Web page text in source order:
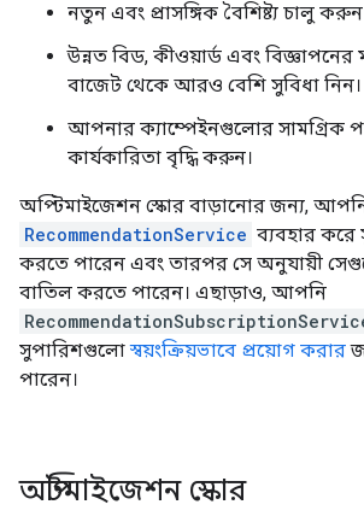
নতুন এবং প্রাসঙ্গিক বৈশিষ্ট্য চালু করুন
উন্নত বিড, কীওয়ার্ড এবং
বাজেট থেকে আরও বেশি সুবিধা নিন।
আপনার ক্যাম্পেইনগুলোর সামগ্রিক
কার্যকারিতা বৃদ্ধি করুন।
অপ্টিমাইজেশন স্কোর বাড়ানোর জন্য,
RecommendationService ব্যবহার করে
করতে পারেন এবং তারপর সে অনুযায়ী
বাতিল করতে পারেন। এছাড়াও, আপনি
সুপারিশগুলোস্বয়ংক্রিয়ভাবে প্রয়োগ করার
পারেন।
অপ্টিমাইজেশন স্কোর